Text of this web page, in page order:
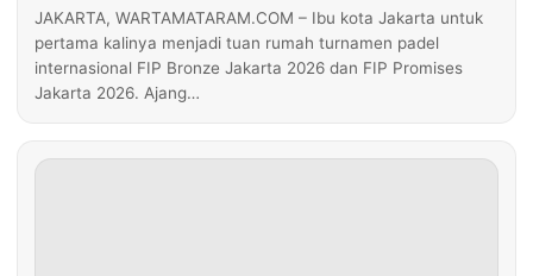
JAKARTA, WARTAMATARAM.COM – Ibu kota Jakarta untuk
pertama kalinya menjadi tuan rumah turnamen padel
internasional FIP Bronze Jakarta 2026 dan FIP Promises
Jakarta 2026. Ajang…